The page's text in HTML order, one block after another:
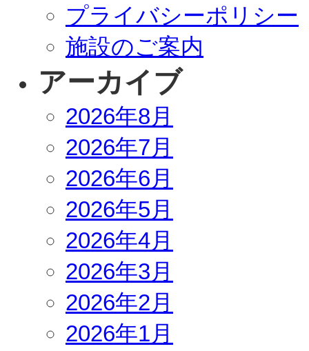
プライバシーポリシー
施設のご案内
アーカイブ
2026年8月
2026年7月
2026年6月
2026年5月
2026年4月
2026年3月
2026年2月
2026年1月